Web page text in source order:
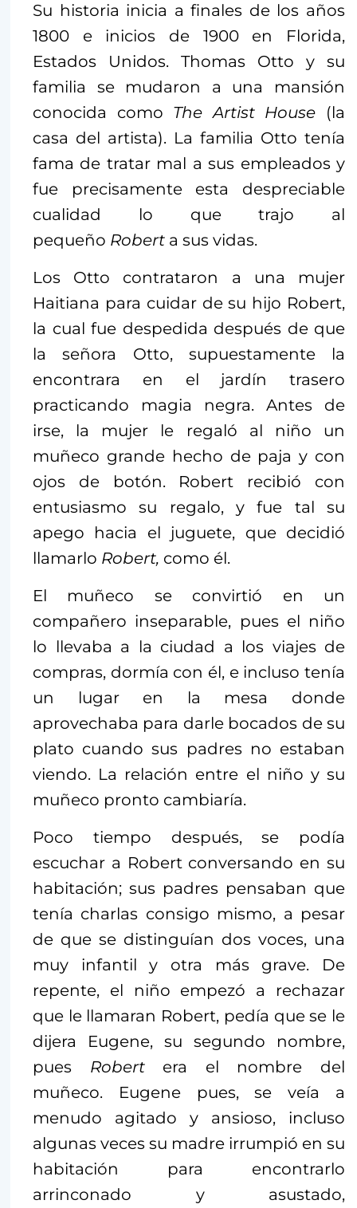
Su historia inicia a finales de los años
1800 e inicios de 1900 en Florida,
Estados Unidos. Thomas Otto y su
familia se mudaron a una mansión
conocida como The Artist House (la
casa del artista). La familia Otto tenía
fama de tratar mal a sus empleados y
fue precisamente esta despreciable
cualidad lo que trajo al
pequeño Robert a sus vidas.
Los Otto contrataron a una mujer
Haitiana para cuidar de su hijo Robert,
la cual fue despedida después de que
la señora Otto, supuestamente la
encontrara en el jardín trasero
practicando magia negra. Antes de
irse, la mujer le regaló al niño un
muñeco grande hecho de paja y con
ojos de botón. Robert recibió con
entusiasmo su regalo, y fue tal su
apego hacia el juguete, que decidió
llamarlo Robert, como él.
El muñeco se convirtió en un
compañero inseparable, pues el niño
lo llevaba a la ciudad a los viajes de
compras, dormía con él, e incluso tenía
un lugar en la mesa donde
aprovechaba para darle bocados de su
plato cuando sus padres no estaban
viendo. La relación entre el niño y su
muñeco pronto cambiaría.
Poco tiempo después, se podía
escuchar a Robert conversando en su
habitación; sus padres pensaban que
tenía charlas consigo mismo, a pesar
de que se distinguían dos voces, una
muy infantil y otra más grave. De
repente, el niño empezó a rechazar
que le llamaran Robert, pedía que se le
dijera Eugene, su segundo nombre,
pues Robert era el nombre del
muñeco. Eugene pues, se veía a
menudo agitado y ansioso, incluso
algunas veces su madre irrumpió en su
habitación para encontrarlo
arrinconado y asustado,